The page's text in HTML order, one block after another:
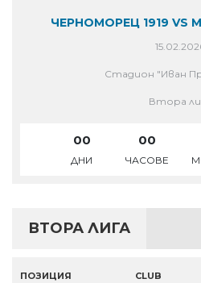
ЧЕРНОМОРЕЦ 1919 VS
Стадион "Иван
Втора
00
ДНИ
00
ЧАСОВЕ
ВТОРА ЛИГА
ПОЗИЦИЯ CLUB